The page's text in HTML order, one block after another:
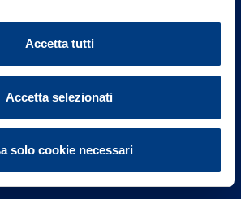
Accetta tutti
Accetta selezionati
solo cookie necessari